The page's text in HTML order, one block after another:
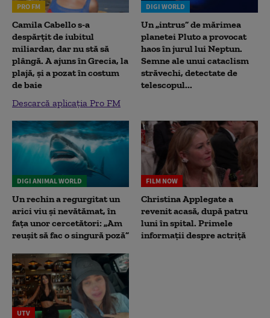
PRO FM
Camila Cabello s-a
despărțit de iubitul
miliardar, dar nu stă să
plângă. A ajuns în Grecia, la
plajă, și a pozat în costum
de baie
Descarcă aplicația Pro FM
DIGI WORLD
Un „intrus” de mărimea
planetei Pluto a provocat
haos în jurul lui Neptun.
Semne ale unui cataclism
străvechi, detectate de
telescopul...
DIGI ANIMAL WORLD
Un rechin a regurgitat un
arici viu și nevătămat, în
fața unor cercetători: „Am
reușit să fac o singură poză”
FILM NOW
Christina Applegate a
revenit acasă, după patru
luni în spital. Primele
informații despre actriță
UTV